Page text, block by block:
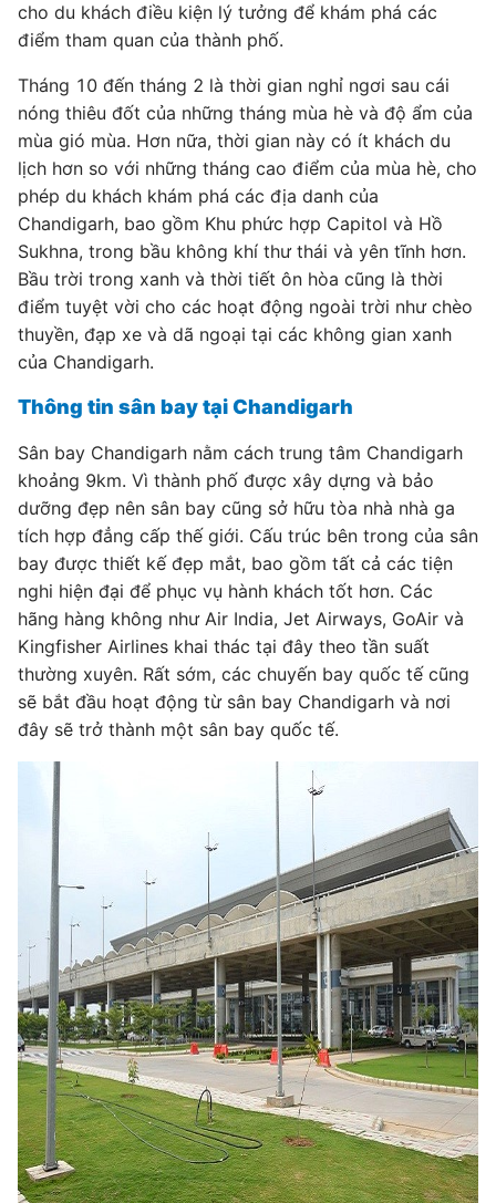
cho du khách điều kiện lý tưởng để khám phá các
điểm tham quan của thành phố.
Tháng 10 đến tháng 2 là thời gian nghỉ ngơi sau cái
nóng thiêu đốt của những tháng mùa hè và độ ẩm của
mùa gió mùa. Hơn nữa, thời gian này có ít khách du
lịch hơn so với những tháng cao điểm của mùa hè, cho
phép du khách khám phá các địa danh của
Chandigarh, bao gồm Khu phức hợp Capitol và Hồ
Sukhna, trong bầu không khí thư thái và yên tĩnh hơn.
Bầu trời trong xanh và thời tiết ôn hòa cũng là thời
điểm tuyệt vời cho các hoạt động ngoài trời như chèo
thuyền, đạp xe và dã ngoại tại các không gian xanh
của Chandigarh.
Thông tin sân bay tại Chandigarh
Sân bay Chandigarh nằm cách trung tâm Chandigarh
khoảng 9km. Vì thành phố được xây dựng và bảo
dưỡng đẹp nên sân bay cũng sở hữu tòa nhà nhà ga
tích hợp đẳng cấp thế giới. Cấu trúc bên trong của sân
bay được thiết kế đẹp mắt, bao gồm tất cả các tiện
nghi hiện đại để phục vụ hành khách tốt hơn. Các
hãng hàng không như Air India, Jet Airways, GoAir và
Kingfisher Airlines khai thác tại đây theo tần suất
thường xuyên. Rất sớm, các chuyến bay quốc tế cũng
sẽ bắt đầu hoạt động từ sân bay Chandigarh và nơi
đây sẽ trở thành một sân bay quốc tế.